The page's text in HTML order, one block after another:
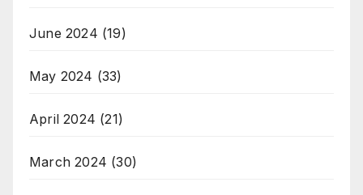
June 2024 (19)
May 2024 (33)
April 2024 (21)
March 2024 (30)